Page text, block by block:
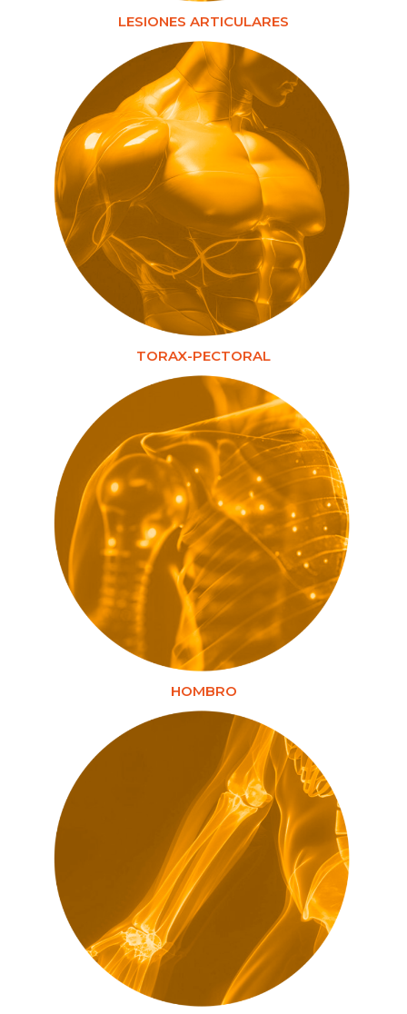
LESIONES ARTICULARES
TORAX-PECTORAL
HOMBRO